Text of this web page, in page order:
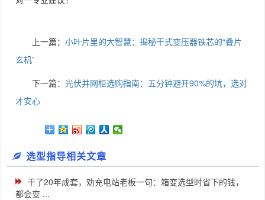
上一篇： 小叶片里的大智慧：揭秘干式变压器铁芯的“叠片
玄机”
下一篇： 光伏并网柜选购指南：五分钟避开90%的坑，选对
才安心
选型指导相关文章
干了20年成套，劝充电站老板一句：箱变选型时省下的钱，
都会变 ...